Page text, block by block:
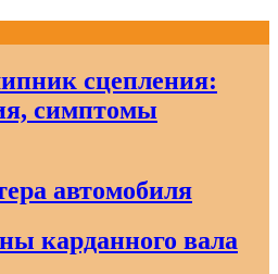
сцепления:
симптомы
автомобиля
карданного вала